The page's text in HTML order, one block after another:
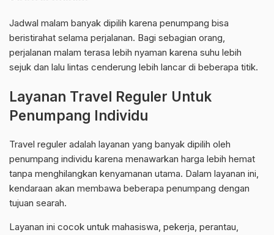
Jadwal malam banyak dipilih karena penumpang bisa
beristirahat selama perjalanan. Bagi sebagian orang,
perjalanan malam terasa lebih nyaman karena suhu lebih
sejuk dan lalu lintas cenderung lebih lancar di beberapa titik.
Layanan Travel Reguler Untuk
Penumpang Individu
Travel reguler adalah layanan yang banyak dipilih oleh
penumpang individu karena menawarkan harga lebih hemat
tanpa menghilangkan kenyamanan utama. Dalam layanan ini,
kendaraan akan membawa beberapa penumpang dengan
tujuan searah.
Layanan ini cocok untuk mahasiswa, pekerja, perantau,